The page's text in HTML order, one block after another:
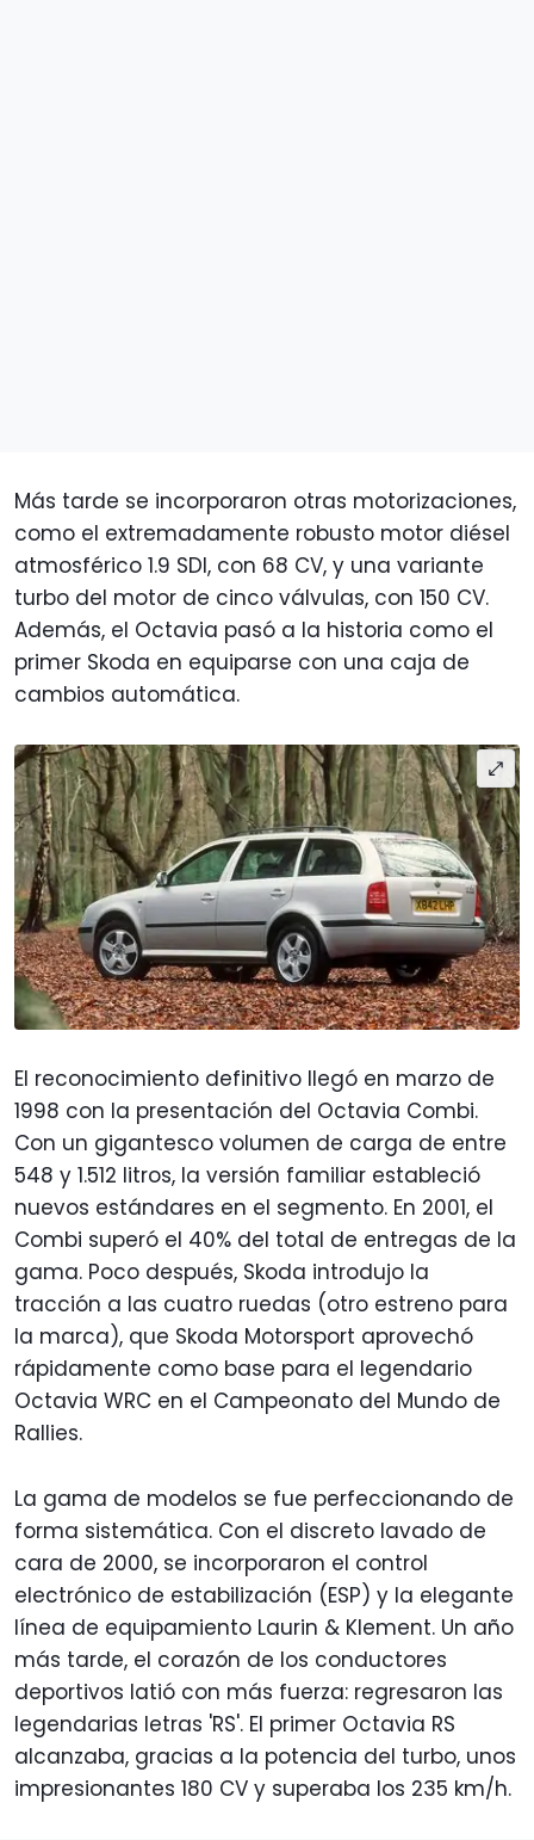
Más tarde se incorporaron otras motorizaciones,
como el extremadamente robusto motor diésel
atmosférico 1.9 SDI, con 68 CV, y una variante
turbo del motor de cinco válvulas, con 150 CV.
Además, el Octavia pasó a la historia como el
primer Skoda en equiparse con una caja de
cambios automática.
El reconocimiento definitivo llegó en marzo de
1998 con la presentación del Octavia Combi.
Con un gigantesco volumen de carga de entre
548 y 1.512 litros, la versión familiar estableció
nuevos estándares en el segmento. En 2001, el
Combi superó el 40% del total de entregas de la
gama. Poco después, Skoda introdujo la
tracción a las cuatro ruedas (otro estreno para
la marca), que Skoda Motorsport aprovechó
rápidamente como base para el legendario
Octavia WRC en el Campeonato del Mundo de
Rallies.
La gama de modelos se fue perfeccionando de
forma sistemática. Con el discreto lavado de
cara de 2000, se incorporaron el control
electrónico de estabilización (ESP) y la elegante
línea de equipamiento Laurin & Klement. Un año
más tarde, el corazón de los conductores
deportivos latió con más fuerza: regresaron las
legendarias letras 'RS'. El primer Octavia RS
alcanzaba, gracias a la potencia del turbo, unos
impresionantes 180 CV y superaba los 235 km/h.